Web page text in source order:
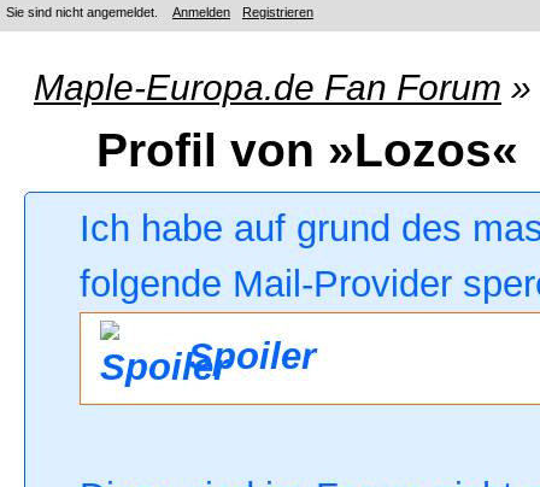
Sie sind nicht angemeldet. Anmelden Registrieren
Maple-Europa.de Fan Forum »
Profil von »Lozos«
Ich habe auf grund des
folgende Mail-Provider
Spoiler